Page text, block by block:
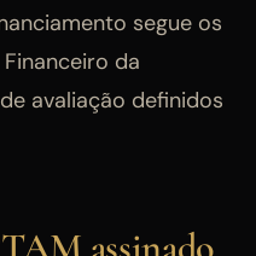
segue os
da
avaliação definidos